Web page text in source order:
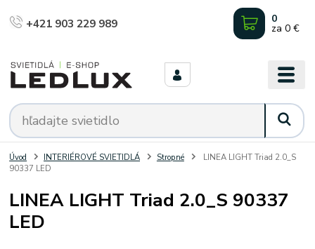
+421 903 229 989 0
za 0 €
Úvod INTERIÉROVÉ SVIETIDLÁ Stropné
LINEA LIGHT Triad 2.0_S
90337 LED
LINEA LIGHT Triad 2.0_S 90337
LED